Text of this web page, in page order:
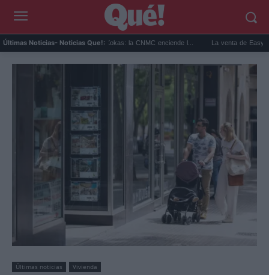
Últimas Noticias- Noticias Que!:
King rompe con El Xokas: la CNMC enciende l... La venta de EasyJet a
Últimas noticias Vivienda